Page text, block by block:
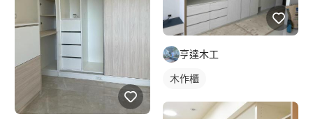
亨達木工
木作櫃